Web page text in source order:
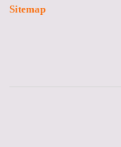
Sitemap